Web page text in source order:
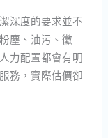
深度的要求並不
塵、油污、黴
力配置都會有明
務，實際估價卻